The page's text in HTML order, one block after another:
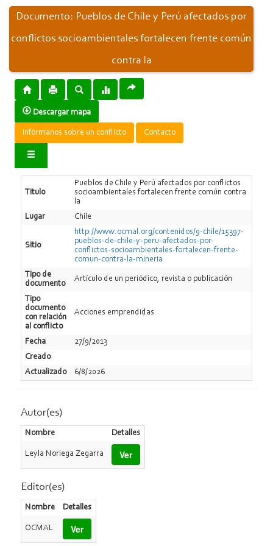
Documento: Pueblos de Chile y Perú afectados por
conflictos socioambientales fortalecen frente común
contra la
Descargar mapa
Infórmanos sobre un conflicto Contacto
Titulo
Pueblos de Chile y Perú afectados por conflictos
socioambientales fortalecen frente común contra
la
Lugar
Chile
Sitio
http://www.ocmal.org/contenidos/9-chile/15397-
pueblos-de-chile-y-peru-afectados-por-
conflictos-socioambientales-fortalecen-frente-
comun-contra-la-mineria
Tipo de
documento
Artí­culo de un periódico, revista o publicación
Tipo
documento
con relación
al conflicto
Acciones emprendidas
Fecha
27/9/2013
Creado
Actualizado
6/8/2026
Autor(es)
Nombre Detalles
Leyla Noriega Zegarra Ver
Editor(es)
Nombre Detalles
OCMAL Ver